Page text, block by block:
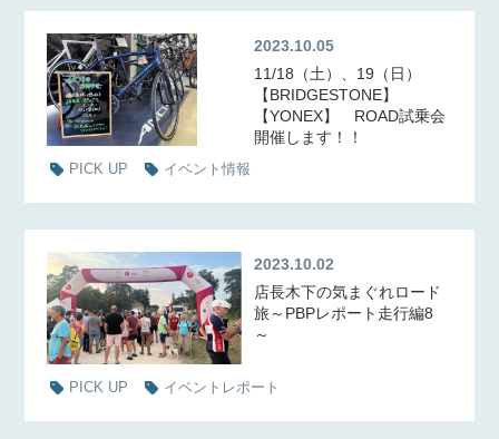
2023.10.05
11/18（土）、19（日）
【BRIDGESTONE】
【YONEX】 ROAD試乗会
開催します！！
PICK UP イベント情報
2023.10.02
店長木下の気まぐれロード
旅～PBPレポート走行編8
～
PICK UP イベントレポート